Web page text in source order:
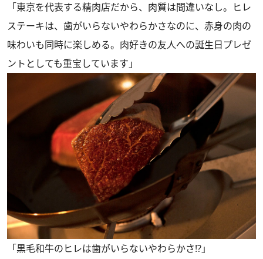
「東京を代表する精肉店だから、肉質は間違いなし。ヒレ
ステーキは、歯がいらないやわらかさなのに、赤身の肉の
味わいも同時に楽しめる。肉好きの友人への誕生日プレゼ
ントとしても重宝しています」
「黒毛和牛のヒレは歯がいらないやわらかさ!?」